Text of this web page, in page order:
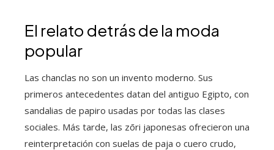
El relato detrás de la moda
popular
Las chanclas no son un invento moderno. Sus
primeros antecedentes datan del antiguo Egipto, con
sandalias de papiro usadas por todas las clases
sociales. Más tarde, las zōri japonesas ofrecieron una
reinterpretación con suelas de paja o cuero crudo,